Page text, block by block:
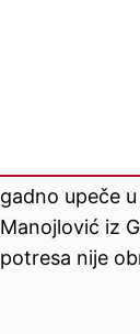
gadno upeče
Manojlović iz
potresa nije